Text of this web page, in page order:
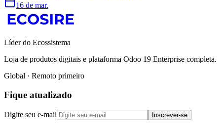
16 de mar.
Líder do Ecossistema
Loja de produtos digitais e plataforma Odoo 19 Enterprise completa.
Global · Remoto primeiro
Fique atualizado
Digite seu e-mail Inscrever-se